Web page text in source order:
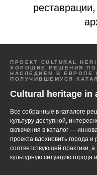
ПРОЕКТ CULTURAL
ХОРОШИЕ РЕШЕНИЯ ПО
НАСЛЕДИЕМ В ЕВРОПЕ
ПОЛУЧИВШЕМУСЯ
Cultural heritage in
Все собранные в каталоге
культуру доступной,
включения в каталог —
проекта вдохновить города
соответствующей практики,
культурную ситуацию города